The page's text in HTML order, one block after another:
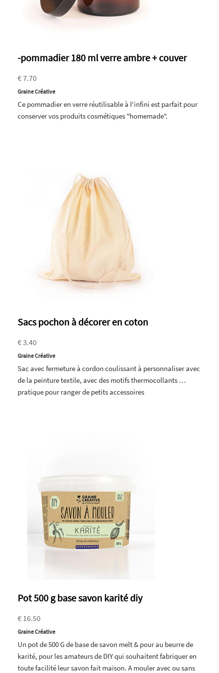
-pommadier 180 ml verre ambre + couver
€ 7.70
Graine Créative
Ce pommadier en verre réutilisable à l'infini est parfait pour
conserver vos produits cosmétiques "homemade".
Sacs pochon à décorer en coton
€ 3.40
Graine Créative
Sac avec fermeture à cordon coulissant à personnaliser avec
de la peinture textile, avec des motifs thermocollants …
pratique pour ranger de petits accessoires
Pot 500 g base savon karité diy
€ 16.50
Graine Créative
Un pot de 500 G de base de savon melt & pour au beurre de
karité, pour les amateurs de DIY qui souhaitent fabriquer en
toute facilité leur savon fait maison. A mouler avec ou sans